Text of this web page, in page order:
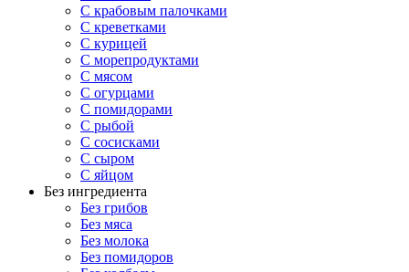
С крабовым палочками
С креветками
С курицей
С морепродуктами
С мясом
С огурцами
С помидорами
С рыбой
С сосисками
С сыром
С яйцом
Без ингредиента
Без грибов
Без мяса
Без молока
Без помидоров